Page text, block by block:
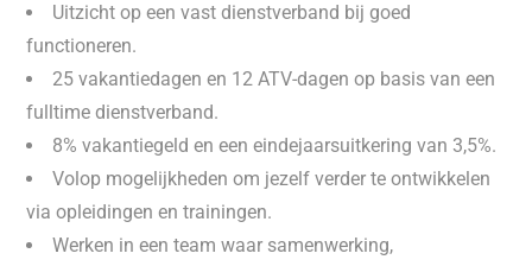
Uitzicht op een vast dienstverband bij goed
functioneren.
25 vakantiedagen en 12 ATV-dagen op basis van een
fulltime dienstverband.
8% vakantiegeld en een eindejaarsuitkering van 3,5%.
Volop mogelijkheden om jezelf verder te ontwikkelen
via opleidingen en trainingen.
Werken in een team waar samenwerking,